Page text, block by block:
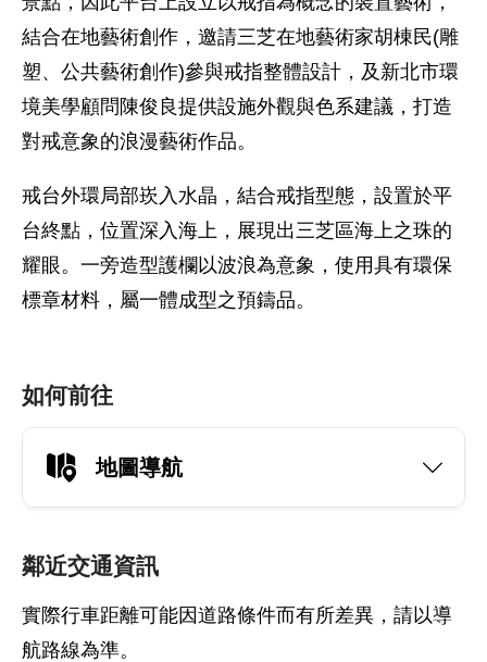
結合在地藝術創作，邀請三芝在地藝術家胡棟民(雕
塑、公共藝術創作)參與戒指整體設計，及新北市環
境美學顧問陳俊良提供設施外觀與色系建議，打造
對戒意象的浪漫藝術作品。
戒台外環局部崁入水晶，結合戒指型態，設置於平
台終點，位置深入海上，展現出三芝區海上之珠的
耀眼。一旁造型護欄以波浪為意象，使用具有環保
標章材料，屬一體成型之預鑄品。
如何前往
地圖導航
鄰近交通資訊
實際行車距離可能因道路條件而有所差異，請以導
航路線為準。